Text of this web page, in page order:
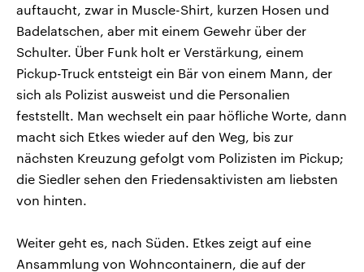
auftaucht, zwar in Muscle-Shirt, kurzen Hosen und
Badelatschen, aber mit einem Gewehr über der
Schulter. Über Funk holt er Verstärkung, einem
Pickup-Truck entsteigt ein Bär von einem Mann, der
sich als Polizist ausweist und die Personalien
feststellt. Man wechselt ein paar höfliche Worte, dann
macht sich Etkes wieder auf den Weg, bis zur
nächsten Kreuzung gefolgt vom Polizisten im Pickup;
die Siedler sehen den Friedensaktivisten am liebsten
von hinten.
Weiter geht es, nach Süden. Etkes zeigt auf eine
Ansammlung von Wohncontainern, die auf der